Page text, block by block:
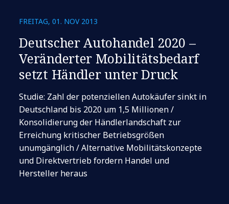
FREITAG, 01. NOV 2013
Deutscher Autohandel 2020 –
Veränderter Mobilitätsbedarf
setzt Händler unter Druck
Studie: Zahl der potenziellen Autokäufer sinkt in
Deutschland bis 2020 um 1,5 Millionen /
Konsolidierung der Händlerlandschaft zur
Erreichung kritischer Betriebsgrößen
unumgänglich / Alternative Mobilitätskonzepte
und Direktvertrieb fordern Handel und
Hersteller heraus